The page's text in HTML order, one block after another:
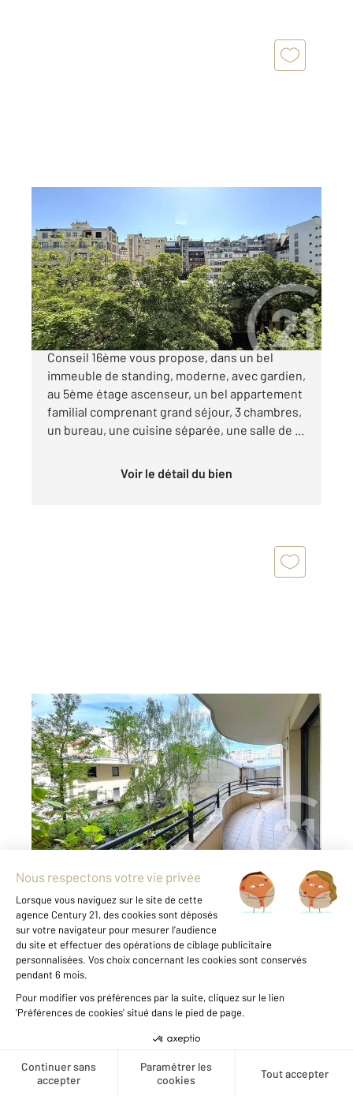
Créer une alerte
103,76 m
, 5 pièces
Ref : 10773
Appartement F5 à vendre
945 000 €
MIRABEAU. Votre agence Century 21 Via
Conseil 16ème vous propose, dans un bel
immeuble de standing, moderne, avec gardien,
au 5ème étage ascenseur, un bel appartement
familial comprenant grand séjour, 3 chambres,
un bureau, une cuisine séparée, une salle de ...
Voir le détail du bien
PARIS 75016
82 m2, 3 pièces
Ref : 11160
Appartement F3 à vendre
794 200 €
MURAT SEINE. Votre agence Century 21 Via
immeuble de standing, récent (années 2000),
au 2ème étage ascenseur, un vaste 3 pièces
comprenant entrée, grand séjour, deux
chambres, cuisine séparée, salle de bains, wc
Voir le détail du bien